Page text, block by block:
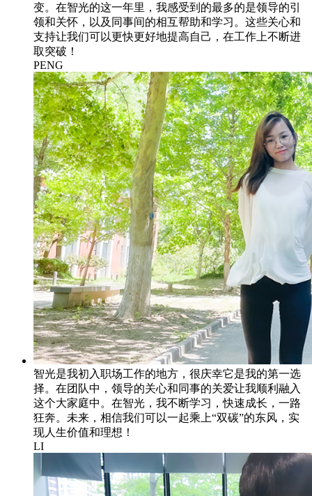
变。在智光的这一年里，我感受到的最多的是领导的引
领和关怀，以及同事间的相互帮助和学习。这些关心和
支持让我们可以更快更好地提高自己，在工作上不断进
取突破！
PENG
智光是我初入职场工作的地方，很庆幸它是我的第一选
择。在团队中，领导的关心和同事的关爱让我顺利融入
这个大家庭中。在智光，我不断学习，快速成长，一路
狂奔。未来，相信我们可以一起乘上“双碳”的东风，实
现人生价值和理想！
LI